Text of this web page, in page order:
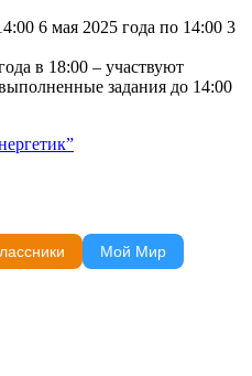
6 мая 2025 года по 14:00 3
в 18:00 – участвуют
задания до 14:00
Мой Мир